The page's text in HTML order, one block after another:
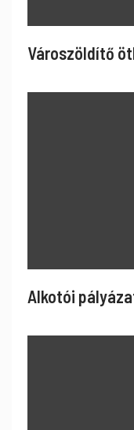
Városzöldítő
Alkotói